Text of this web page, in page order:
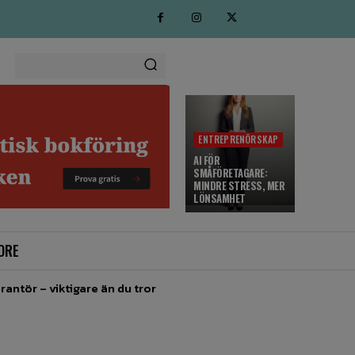
ENTREPRENÖRSKAP
AI FÖR
SMÅFÖRETAGARE:
MINDRE STRESS, MER
LÖNSAMHET
– viktigare än du tror